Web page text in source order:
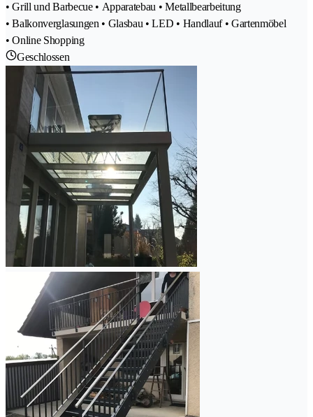
• Grill und Barbecue • Apparatebau • Metallbearbeitung
• Balkonverglasungen • Glasbau • LED • Handlauf • Gartenmöbel
• Online Shopping
Geschlossen